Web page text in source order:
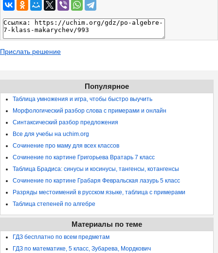
Прислать решение
Популярное
Таблица умножения и игра, чтобы быстро выучить
Морфологический разбор слова с примерами и онлайн
Синтаксический разбор предложения
Все для учебы на uchim.org
Сочинение про маму для всех классов
Сочинение по картине Григорьева Вратарь 7 класс
Таблица Брадиса: синусы и косинусы, тангенсы, котангенсы
Сочинение по картине Грабаря Февральская лазурь 5 класс
Разряды местоимений в русском языке, таблица с примерами
Таблица степеней по алгебре
Материалы по теме
ГДЗ бесплатно по всем предметам
ГДЗ по математике, 5 класс, Зубарева, Мордкович